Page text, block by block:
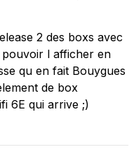
2 des boxs avec
l afficher en
qu en fait Bouygues
de box
6E qui arrive ;)